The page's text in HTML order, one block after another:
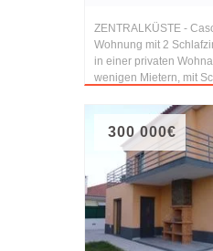
ZENTRALKÜSTE -
Wohnung mit 2
in einer privaten
wenigen Mietern, mit
300 000€